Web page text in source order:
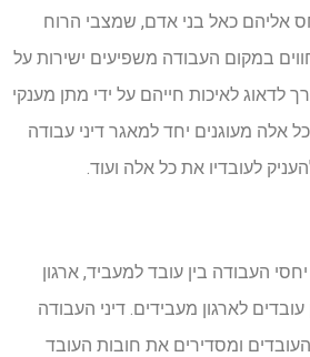
אליהם כאל בני אדם, שמצבי הרוח
במקום העבודה משפיעים ישירות על
לדאוג לאיכות חייהם על ידי מתן מענקי
אלה מעוגנים יחד למאגר דיני עבודה
לעובדיו את כל אלה ועוד.
העבודה בין עובד למעביד, ארגון
לארגון מעבידים. דיני העבודה
ומסדירים את חובות העובד